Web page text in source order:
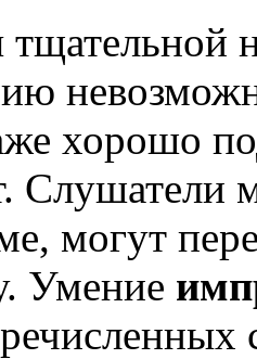
хорошо
Слушатели
могут
Умение